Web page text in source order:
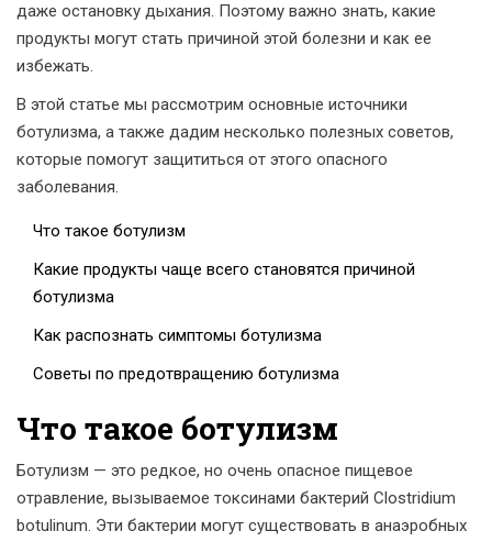
даже остановку дыхания. Поэтому важно знать, какие
продукты могут стать причиной этой болезни и как ее
избежать.
В этой статье мы рассмотрим основные источники
ботулизма, а также дадим несколько полезных советов,
которые помогут защититься от этого опасного
заболевания.
Что такое ботулизм
Какие продукты чаще всего становятся причиной
ботулизма
Как распознать симптомы ботулизма
Советы по предотвращению ботулизма
Что такое ботулизм
Ботулизм — это редкое, но очень опасное пищевое
отравление, вызываемое токсинами бактерий Clostridium
botulinum. Эти бактерии могут существовать в анаэробных